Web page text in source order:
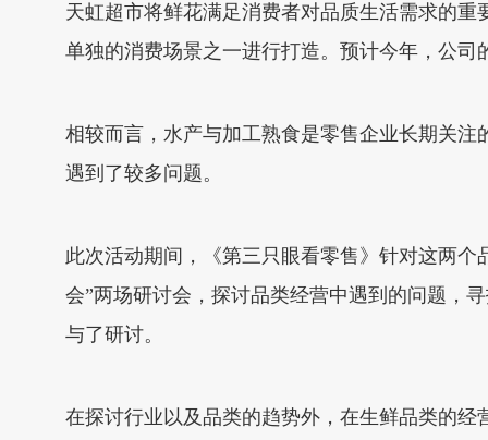
天虹超市将鲜花满足消费者对品质生活需求的
单独的消费场景之一进行打造。预计今年，公司
相较而言，水产与加工熟食是零售企业长期关
遇到了较多问题。
此次活动期间，《第三只眼看零售》针对这两
会”两场研讨会，探讨品类经营中遇到的问题，
与了研讨。
在探讨行业以及品类的趋势外，在生鲜品类的